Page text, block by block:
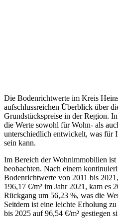
Die Bodenrichtwerte im Kreis
aufschlussreichen Überblick über
Grundstückspreise in der Region.
die Werte sowohl für Wohn- als
unterschiedlich entwickelt, was für
sein kann.
Im Bereich der Wohnimmobilien ist
beobachten. Nach einem
Bodenrichtwerte von 2011 bis
196,17 €/m² im Jahr 2021, kam es
Rückgang um 56,23 %, was die
Seitdem ist eine leichte Erholung
bis 2025 auf 96,54 €/m² gestiegen